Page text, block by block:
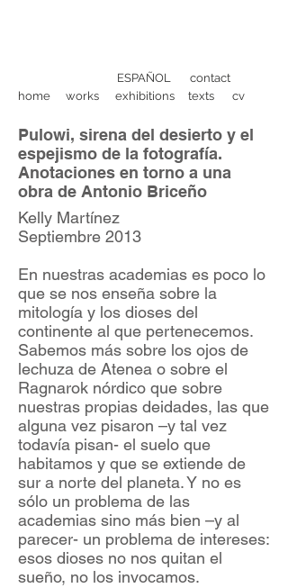
home
ESPAÑOL
contact
works
exhibitions texts cv
Pulowi, sirena del desierto y el
espejismo de la fotografía.
Anotaciones en torno a una
obra de Antonio Briceño
Kelly Martínez
Septiembre 2013
En nuestras academias es poco lo
que se nos enseña sobre la
mitología y los dioses del
continente al que pertenecemos.
Sabemos más sobre los ojos de
lechuza de Atenea o sobre el
Ragnarok nórdico que sobre
nuestras propias deidades, las que
alguna vez pisaron –y tal vez
todavía pisan- el suelo que
habitamos y que se extiende de
sur a norte del planeta. Y no es
sólo un problema de las
academias sino más bien –y al
parecer- un problema de intereses:
esos dioses no nos quitan el
sueño, no los invocamos.